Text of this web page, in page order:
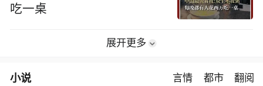
吃一桌
展开更多
小说 言情 都市 翻阅